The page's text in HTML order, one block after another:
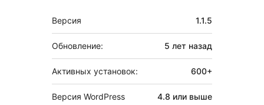
Мета
Версия 1.1.5
Обновление: 5 лет назад
Активных установок: 600+
Версия WordPress 4.8 или выше